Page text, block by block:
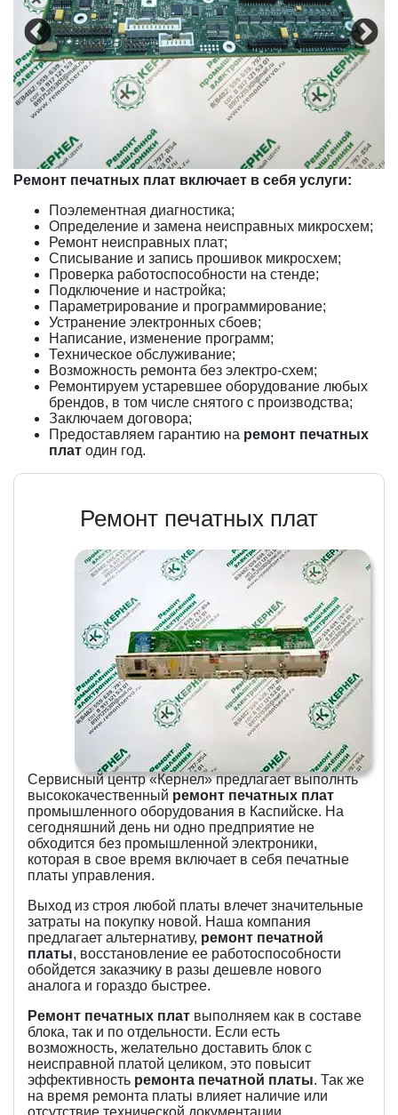
Ремонт печатных плат включает в себя услуги:
Поэлементная диагностика;
Определение и замена неисправных микросхем;
Ремонт неисправных плат;
Списывание и запись прошивок микросхем;
Проверка работоспособности на стенде;
Подключение и настройка;
Параметрирование и программирование;
Устранение электронных сбоев;
Написание, изменение программ;
Техническое обслуживание;
Возможность ремонта без электро-схем;
Ремонтируем устаревшее оборудование любых
брендов, в том числе снятого с производства;
Заключаем договора;
Предоставляем гарантию на ремонт печатных
плат один год.
Ремонт печатных плат
Сервисный центр «Кернел» предлагает выполнть
высококачественный ремонт печатных плат
промышленного оборудования в Каспийске. На
сегодняшний день ни одно предприятие не
обходится без промышленной электроники,
которая в свое время включает в себя печатные
платы управления.
Выход из строя любой платы влечет значительные
затраты на покупку новой. Наша компания
предлагает альтернативу, ремонт печатной
платы, восстановление ее работоспособности
обойдется заказчику в разы дешевле нового
аналога и гораздо быстрее.
Ремонт печатных плат выполняем как в составе
блока, так и по отдельности. Если есть
возможность, желательно доставить блок с
неисправной платой целиком, это повысит
эффективность ремонта печатной платы. Так же
на время ремонта платы влияет наличие или
отсутствие технической документации.